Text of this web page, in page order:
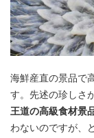
海鮮産直の景品で
す。先述の珍しさ
王道の高級食材景
わないのですが、